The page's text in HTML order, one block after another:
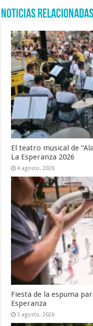
Noticias Relacionadas
El teatro musical de
La Esperanza 2026
4 agosto, 2026
Fiesta de la espuma
Esperanza
3 agosto, 2026